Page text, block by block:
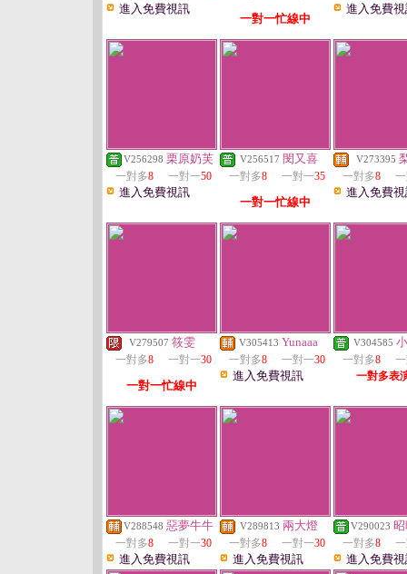
進入免費視訊
一對一忙線中
進入免費
V256298 栗原奶芙
一對多8 一對一50
進入免費視訊
V256517 閔又喜
一對多8 一對一35
一對一忙線中
V273395
一對多8
進入免費
V279507 筱雯
一對多8 一對一30
一對一忙線中
V305413 Yunaaa
一對多8 一對一30
進入免費視訊
V304585
一對多8
一對多表
V288548 惡夢牛牛
一對多8 一對一30
進入免費視訊
V289813 兩大燈
一對多8 一對一30
進入免費視訊
V290023
一對多8
進入免費